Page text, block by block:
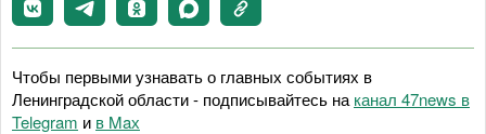
Чтобы первыми узнавать о главных событиях в
Ленинградской области - подписывайтесь на канал 47news в
Telegram и в Maх